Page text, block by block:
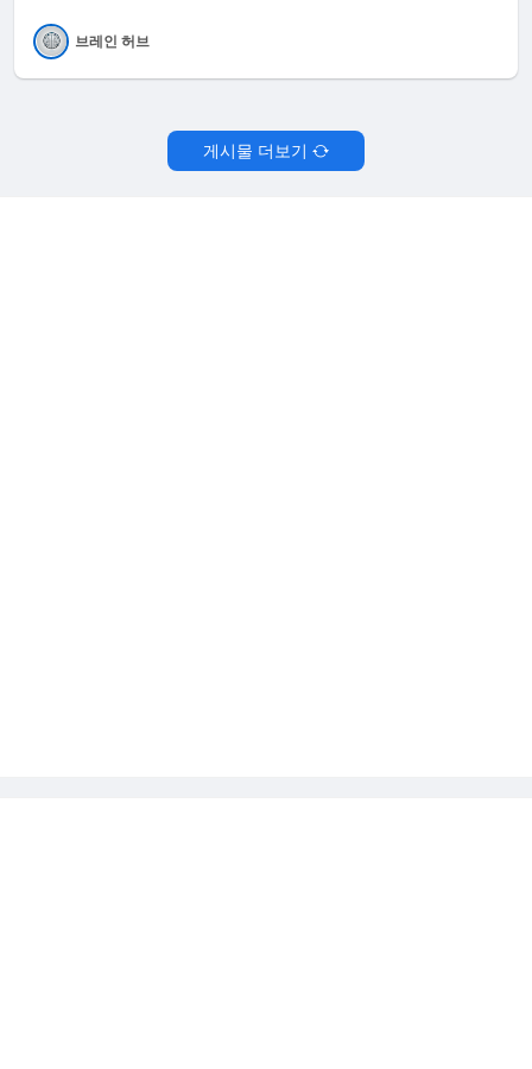
브레인 허브
게시물 더보기